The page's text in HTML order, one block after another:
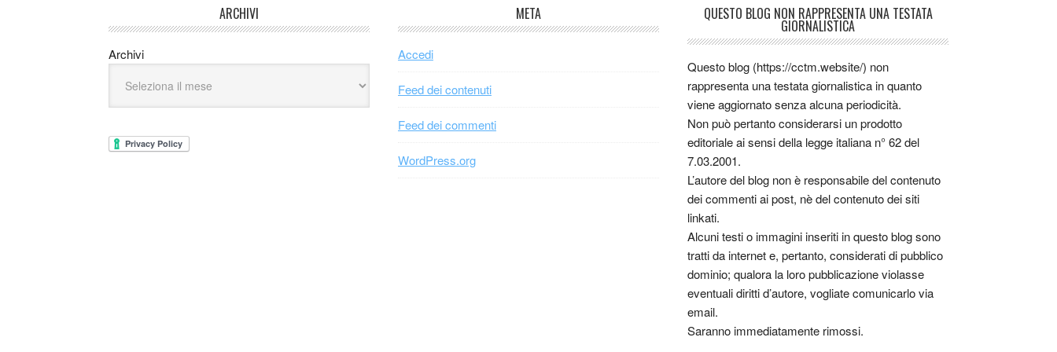
ARCHIVI
Archivi
META
Accedi
Feed dei contenuti
Feed dei commenti
WordPress.org
QUESTO BLOG NON RAPPRESENTA UNA TESTATA
GIORNALISTICA
Questo blog (https://cctm.website/) non
rappresenta una testata giornalistica in quanto
viene aggiornato senza alcuna periodicità.
Non può pertanto considerarsi un prodotto
editoriale ai sensi della legge italiana n° 62 del
7.03.2001.
L’autore del blog non è responsabile del contenuto
dei commenti ai post, nè del contenuto dei siti
linkati.
Alcuni testi o immagini inseriti in questo blog sono
tratti da internet e, pertanto, considerati di pubblico
dominio; qualora la loro pubblicazione violasse
eventuali diritti d’autore, vogliate comunicarlo via
email.
Saranno immediatamente rimossi.